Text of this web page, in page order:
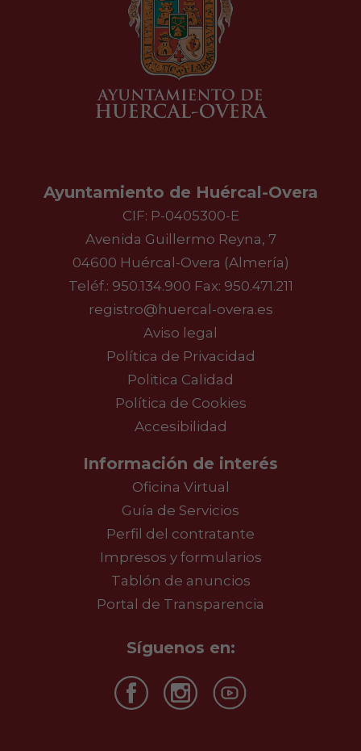
Ayuntamiento de Huércal-Overa
CIF: P-0405300-E
Avenida Guillermo Reyna, 7
04600 Huércal-Overa (Almería)
Teléf.: 950.134.900 Fax: 950.471.211
registro@huercal-overa.es
Aviso legal
Política de Privacidad
Politica Calidad
Política de Cookies
Accesibilidad
Información de interés
Oficina Virtual
Guía de Servicios
Perfil del contratante
Impresos y formularios
Tablón de anuncios
Portal de Transparencia
Síguenos en: